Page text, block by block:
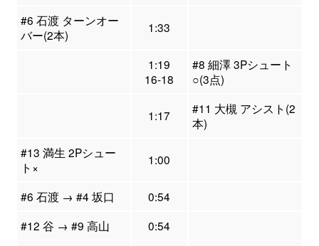
#6 石渡 ターンオー
バー(2本)
1:33
1:19
16-18
#8 細澤 3Pシュート
○(3点)
1:17
#11 大槻 アシスト(2
本)
#13 満生 2Pシュー
ト×
1:00
#6 石渡 → #4 坂口
0:54
#12 谷 → #9 高山
0:54